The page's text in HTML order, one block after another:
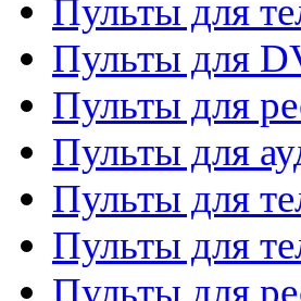
Пульты для
Пульты для
Пульты для
Пульты для
Пульты для
Пульты для
Пульты для